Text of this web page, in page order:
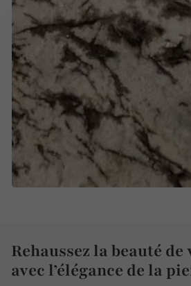
Rehaussez la beauté de
avec l’élégance de la